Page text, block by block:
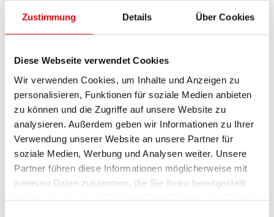
Zustimmung Details Über Cookies
Diese Webseite verwendet Cookies
Wir verwenden Cookies, um Inhalte und Anzeigen zu
personalisieren, Funktionen für soziale Medien anbieten
zu können und die Zugriffe auf unsere Website zu
analysieren. Außerdem geben wir Informationen zu Ihrer
Verwendung unserer Website an unsere Partner für
soziale Medien, Werbung und Analysen weiter. Unsere
Partner führen diese Informationen möglicherweise mit
weiteren Daten zusammen, die Sie ihnen bereitgestellt
haben oder die sie im Rahmen Ihrer Nutzung der Dienste
ALTERNATIVE
Energiebedarf bzw. höheren
PRODUKTDETAILS >